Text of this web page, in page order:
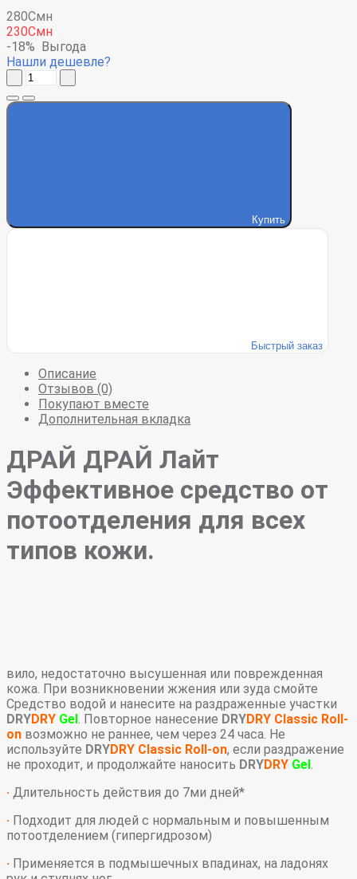
280Смн
230Смн
-18% Выгода
Нашли дешевле?
Купить
Быстрый заказ
Описание
Отзывов (0)
Покупают вместе
Дополнительная вкладка
ДРАЙ ДРАЙ Лайт
Эффективное средство от
потоотделения для всех
типов кожи.
вило, недостаточно высушенная или поврежденная
кожа. При возникновении жжения или зуда смойте
Средство водой и нанесите на раздраженные участки
DRYDRY Gel. Повторное нанесение DRYDRY Classic Roll-
on возможно не раннее, чем через 24 часа. Не
используйте DRYDRY Classic Roll-on, если раздражение
не проходит, и продолжайте наносить DRYDRY Gel.
· Длительность действия до 7ми дней*
· Подходит для людей с нормальным и повышенным
потоотделением (гипергидрозом)
· Применяется в подмышечных впадинах, на ладонях